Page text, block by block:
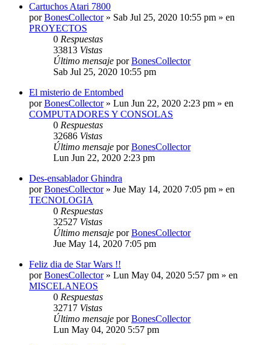
Cartuchos Atari 7800
porBonesCollector» Sab Jul 25, 2020 10:55 pm » en
PROYECTOS
0 Respuestas
33813 Vistas
Último mensaje porBonesCollector
Sab Jul 25, 2020 10:55 pm
El misterio de Entombed
porBonesCollector» Lun Jun 22, 2020 2:23 pm » en
COMPUTADORES Y CONSOLAS
0 Respuestas
32686 Vistas
Último mensaje porBonesCollector
Lun Jun 22, 2020 2:23 pm
Des-ensablador Ghindra
porBonesCollector» Jue May 14, 2020 7:05 pm » en
TECNOLOGIA
0 Respuestas
32527 Vistas
Último mensaje porBonesCollector
Jue May 14, 2020 7:05 pm
Feliz dia de Star Wars !!
porBonesCollector» Lun May 04, 2020 5:57 pm » en
MISCELANEOS
0 Respuestas
32717 Vistas
Último mensaje porBonesCollector
Lun May 04, 2020 5:57 pm